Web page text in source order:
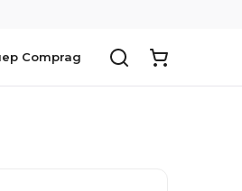
Comprag